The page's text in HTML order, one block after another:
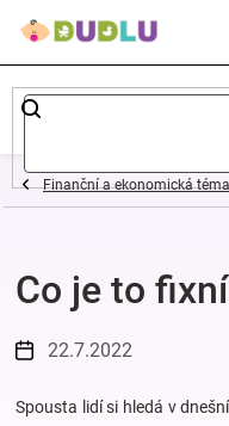
Dětské
a
oblečení
Pokojíček
a
Finanční a ekonomická
Co je to
22.7.2022
Spousta lidí si hledá v